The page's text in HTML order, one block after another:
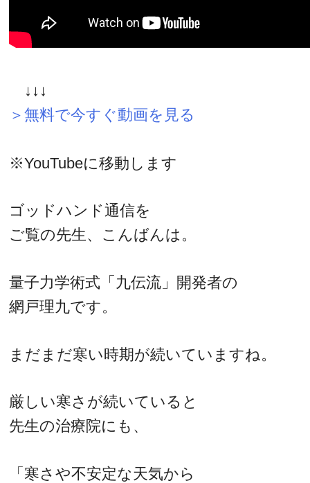
↓↓↓
＞無料で今すぐ動画を見る
※YouTubeに移動します
ゴッドハンド通信を
ご覧の先生、こんばんは。
量子力学術式「九伝流」開発者の
網戸理九です。
まだまだ寒い時期が続いていますね。
厳しい寒さが続いていると
先生の治療院にも、
「寒さや不安定な天気から